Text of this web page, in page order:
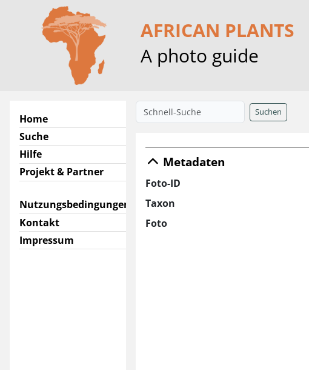
AFRICAN PLANTS
A photo guide
Home
Suche
Hilfe
Projekt & Partner
Nutzungsbedingungen
Kontakt
Impressum
Suchen
Metadaten
Foto-ID
Taxon
Foto